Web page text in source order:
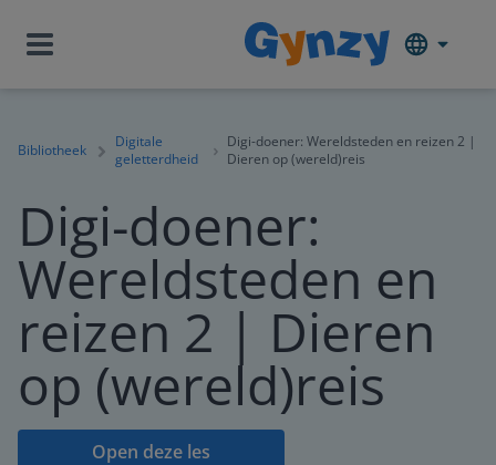
Bibliotheek
Digitale
geletterdheid
Digi-doener: Wereldsteden en reizen 2 |
Dieren op (wereld)reis
Digi-doener:
Wereldsteden en
reizen 2 | Dieren
op (wereld)reis
Open deze les